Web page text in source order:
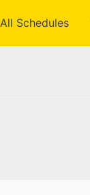
All Schedules